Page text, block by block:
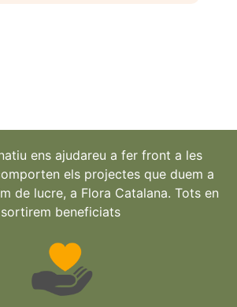
ens ajudareu a fer front a les
els projectes que duem a
de lucre, a Flora Catalana. Tots en
sortirem beneficiats